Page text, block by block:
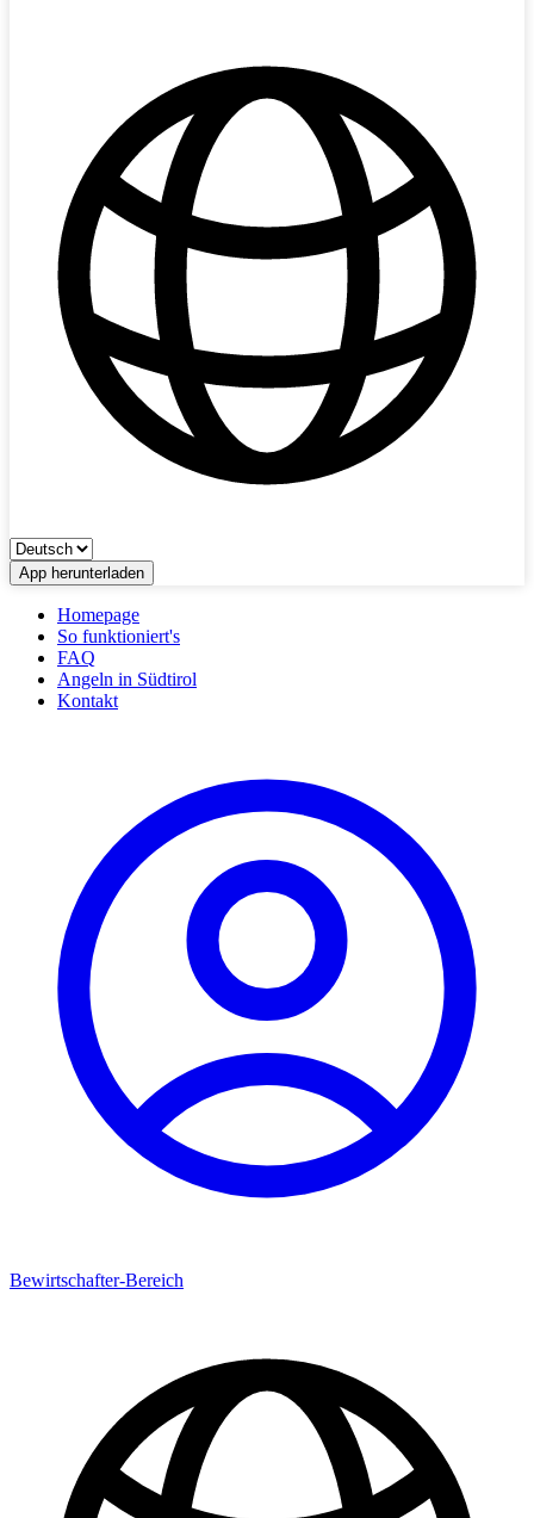
App herunterladen
Homepage
So funktioniert's
FAQ
Angeln in Südtirol
Kontakt
Bewirtschafter-Bereich